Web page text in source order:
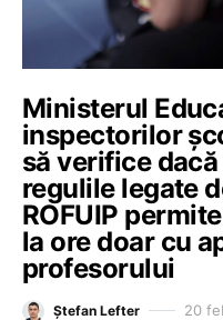
Ministerul
inspectorilor
să verifice
regulile legate
ROFUIP
la ore doar cu
profesorului
Ștefan Lefter 20